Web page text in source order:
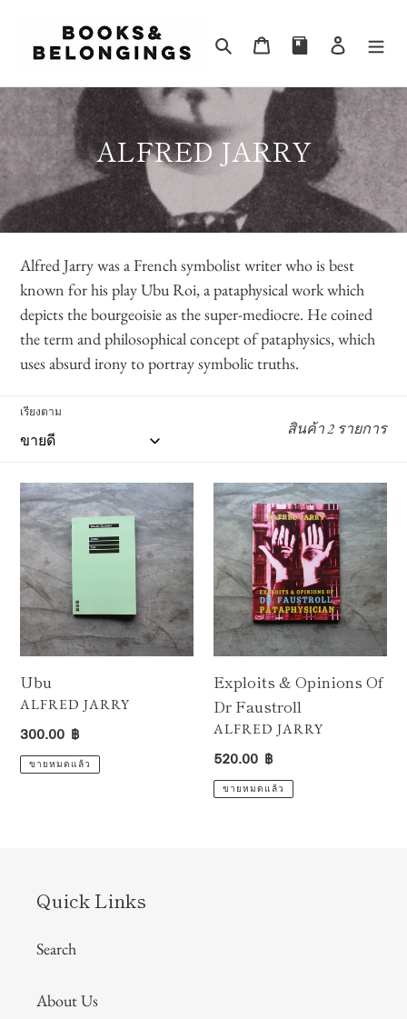
เนื้อหา
ค้นหา ตะกร้าสินค้า เข้าสู่ร
ค
อ
ล
เ
ล
ก
ชั
น
ALFRED JARRY
Alfred Jarry was a French symbolist writer who is best
known for his play Ubu Roi, a pataphysical work which
depicts the bourgeoisie as the super-mediocre. He coined
the term and philosophical concept of pataphysics, which
uses absurd irony to portray symbolic truths.
เรียงตาม
สินค้า 2 รายการ
Ubu
Ubu
ผู้
ALFRED JARRY
ราคา
ปกติ
300.00 ฿
ขายหมดแล้ว
Exploits
&
Opinions
Of
Dr
Faustroll
Exploits & Opinions Of
Dr Faustroll
ผู้
ALFRED JARRY
ราคา
ปกติ
520.00 ฿
ขายหมดแล้ว
Quick Links
Search
About Us